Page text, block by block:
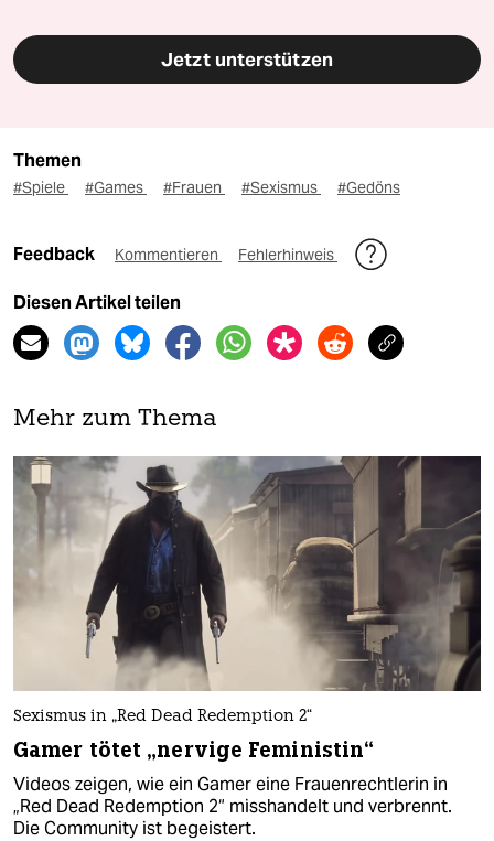
Jetzt unterstützen
Themen
#Spiele #Games #Frauen #Sexismus #Gedöns
Feedback Kommentieren Fehlerhinweis
Diesen Artikel teilen
Mehr zum Thema
Sexismus in „Red Dead Redemption 2“
Gamer tötet „nervige Feministin“
Videos zeigen, wie ein Gamer eine Frauenrechtlerin in
„Red Dead Redemption 2“ misshandelt und verbrennt.
Die Community ist begeistert.